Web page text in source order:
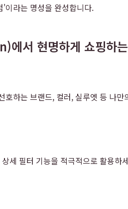
이라는 명성을 완성합니다.
에서 현명하게 쇼핑하
하는 브랜드, 컬러, 실루엣 등 나
세 필터 기능을 적극적으로 활용